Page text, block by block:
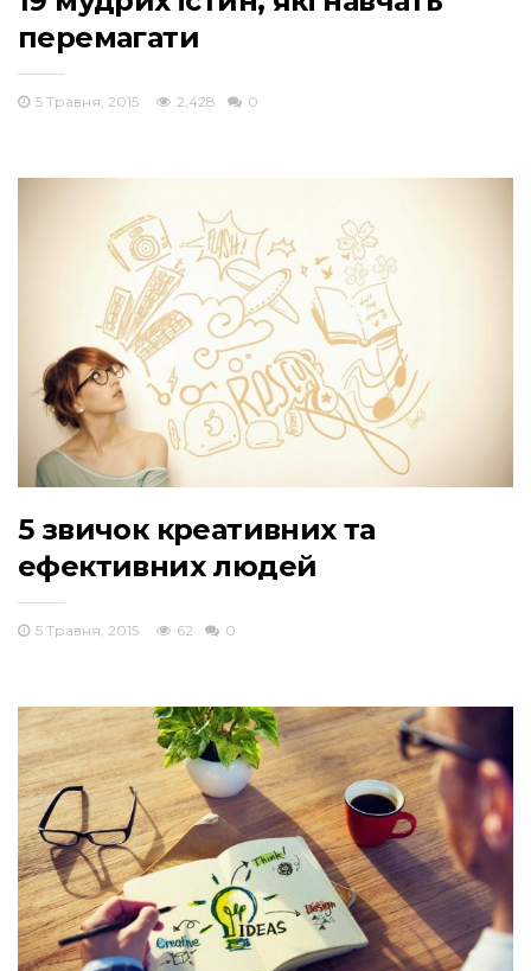
перемагати
5 Травня, 2015 2,428 0
5 звичок креативних та
ефективних людей
5 Травня, 2015 62 0